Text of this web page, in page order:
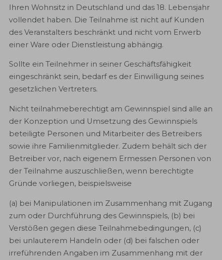
Ihren Wohnsitz in Deutschland und das 18. Lebensjahr
vollendet haben. Die Teilnahme ist nicht auf Kunden
des Veranstalters beschränkt und nicht vom Erwerb
einer Ware oder Dienstleistung abhängig.
Sollte ein Teilnehmer in seiner Geschäftsfähigkeit
eingeschränkt sein, bedarf es der Einwilligung seines
gesetzlichen Vertreters.
Nicht teilnahmeberechtigt am Gewinnspiel sind alle an
der Konzeption und Umsetzung des Gewinnspiels
beteiligte Personen und Mitarbeiter des Betreibers
sowie ihre Familienmitglieder. Zudem behält sich der
Betreiber vor, nach eigenem Ermessen Personen von
der Teilnahme auszuschließen, wenn berechtigte
Gründe vorliegen, beispielsweise
(a) bei Manipulationen im Zusammenhang mit Zugang
zum oder Durchführung des Gewinnspiels, (b) bei
Verstößen gegen diese Teilnahmebedingungen, (c)
bei unlauterem Handeln oder (d) bei falschen oder
irreführenden Angaben im Zusammenhang mit der